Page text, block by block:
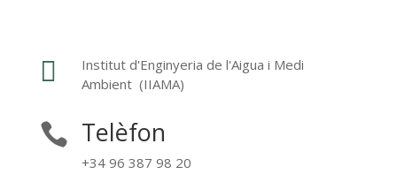

Institut d'Enginyeria de l'Aigua i Medi
Ambient (IIAMA)
 Telèfon
+34 96 387 98 20